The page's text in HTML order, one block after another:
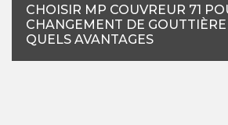
CHOISIR MP COUVREUR 71
CHANGEMENT DE
QUELS AVANTAGES